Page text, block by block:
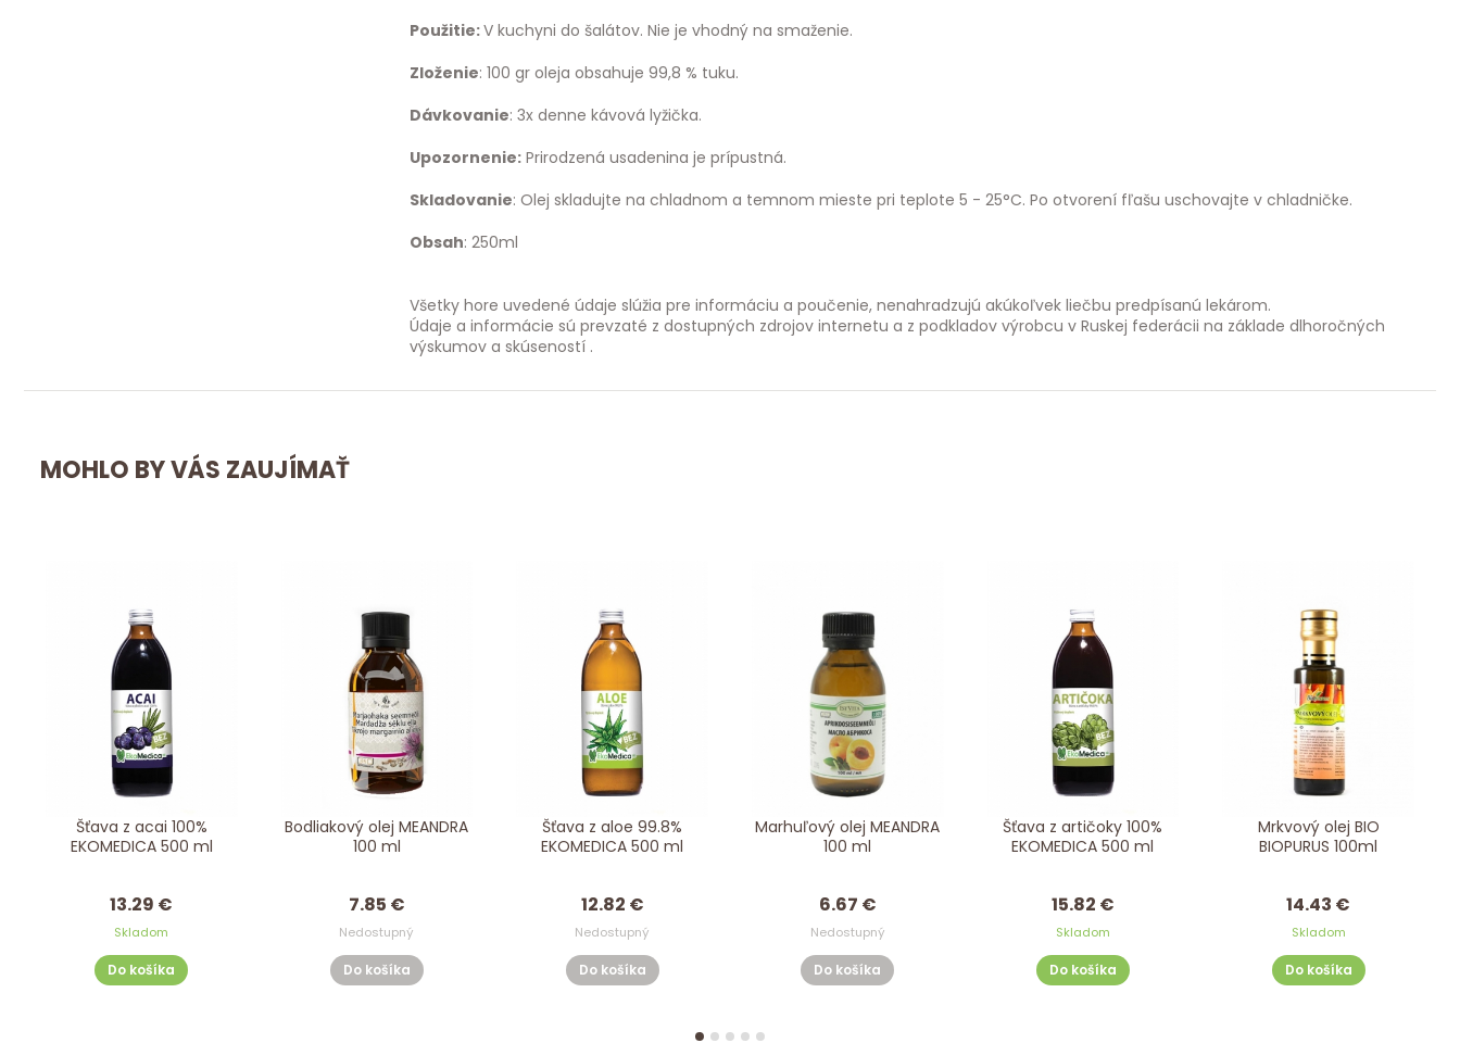
Použitie:V kuchyni do šalátov. Nie je vhodný na smaženie.
Zloženie: 100 gr oleja obsahuje 99,8 % tuku.
Dávkovanie: 3x denne kávová lyžička.
Upozornenie: Prirodzená usadenina je prípustná.
Skladovanie: Olej skladujte na chladnom a temnom mieste pri teplote 5 - 25°C. Po otvorení fľašu uschovajte v chladničke.
Obsah: 250ml
Všetky hore uvedené údaje slúžia pre informáciu a poučenie, nenahradzujú akúkoľvek liečbu predpísanú lekárom.
Údaje a informácie sú prevzaté z dostupných zdrojov internetu a z podkladov výrobcu v Ruskej federácii na základe dlhoročných
výskumov a skúseností .
MOHLO BY VÁS ZAUJÍMAŤ
Šťava z acai 100%
EKOMEDICA 500 ml
13.29 €
Skladom
Do košíka
Bodliakový olej MEANDRA
100 ml
7.85 €
Nedostupný
Do košíka
Šťava z aloe 99.8%
EKOMEDICA 500 ml
12.82 €
Nedostupný
Do košíka
Marhuľový olej MEANDRA
100 ml
6.67 €
Nedostupný
Do košíka
Šťava z artičoky 100%
EKOMEDICA 500 ml
15.82 €
Skladom
Do košíka
Mrkvový olej BIO
BIOPURUS 100ml
14.43 €
Skladom
Do košíka